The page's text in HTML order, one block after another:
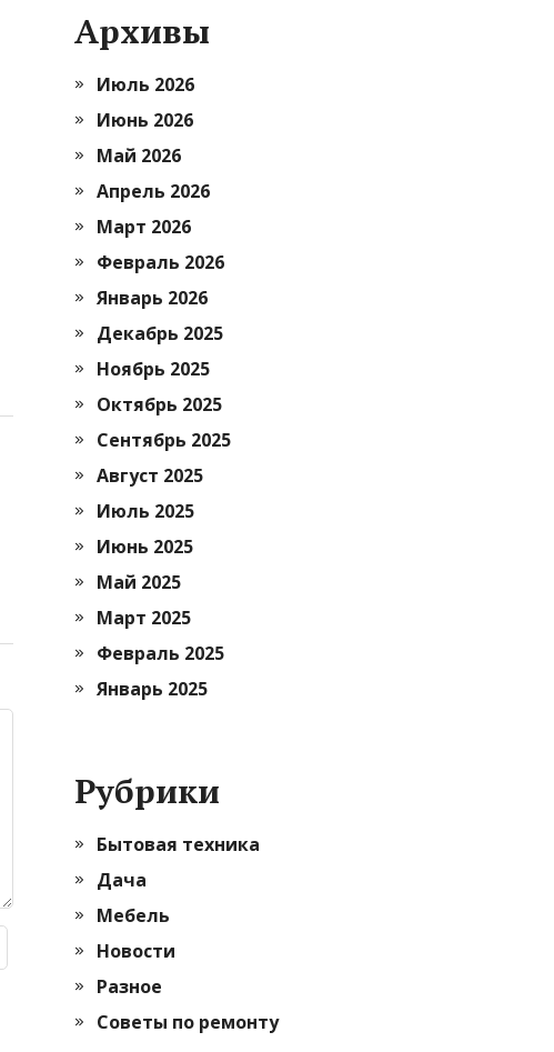
Архивы
Июль 2026
Июнь 2026
Май 2026
Апрель 2026
Март 2026
Февраль 2026
Январь 2026
Декабрь 2025
Ноябрь 2025
Октябрь 2025
Сентябрь 2025
Август 2025
Июль 2025
Июнь 2025
Май 2025
Март 2025
Февраль 2025
Январь 2025
Рубрики
Бытовая техника
Дача
Мебель
Новости
Разное
Советы по ремонту